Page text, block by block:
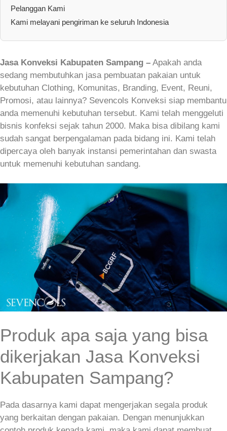
Pelanggan Kami
Kami melayani pengiriman ke seluruh Indonesia
Jasa Konveksi Kabupaten Sampang – Apakah anda
sedang membutuhkan jasa pembuatan pakaian untuk
kebutuhan Clothing, Komunitas, Branding, Event, Reuni,
Promosi, atau lainnya? Sevencols Konveksi siap membantu
anda memenuhi kebutuhan tersebut. Kami telah menggeluti
bisnis konfeksi sejak tahun 2000. Maka bisa dibilang kami
sudah sangat berpengalaman pada bidang ini. Kami telah
dipercaya oleh banyak instansi pemerintahan dan swasta
untuk memenuhi kebutuhan sandang.
Produk apa saja yang bisa
dikerjakan Jasa Konveksi
Kabupaten Sampang?
Pada dasarnya kami dapat mengerjakan segala produk
yang berkaitan dengan pakaian. Dengan menunjukkan